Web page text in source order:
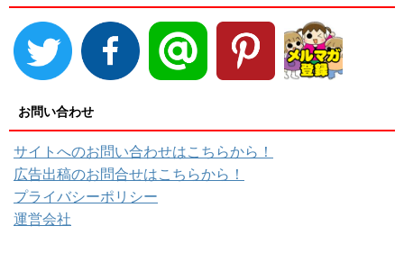
お問い合わせ
サイトへのお問い合わせはこちらから！
広告出稿のお問合せはこちらから！
プライバシーポリシー
運営会社